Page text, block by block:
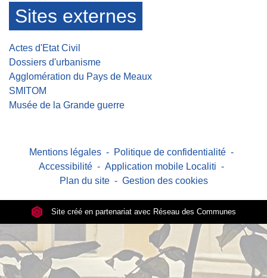
Sites externes
Actes d'Etat Civil
Dossiers d'urbanisme
Agglomération du Pays de Meaux
SMITOM
Musée de la Grande guerre
Mentions légales - Politique de confidentialité -
Accessibilité - Application mobile Localiti -
Plan du site - Gestion des cookies
Site créé en partenariat avec Réseau des Communes